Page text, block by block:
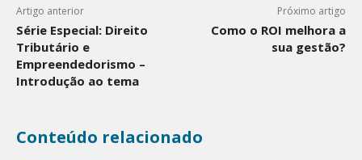
Artigo anterior
Série Especial: Direito
Tributário e
Empreendedorismo –
Introdução ao tema
Próximo artigo
Como o ROI melhora a
sua gestão?
Conteúdo relacionado